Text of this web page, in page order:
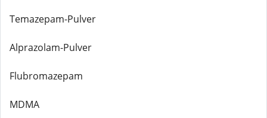
Temazepam-Pulver
Alprazolam-Pulver
Flubromazepam
MDMA